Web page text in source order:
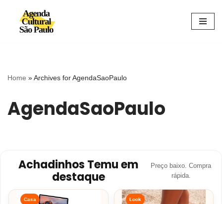
Avançar
Home »Archives for AgendaSaoPaulo
AgendaSaoPaulo
Achadinhos Temu em
destaque
Preço baixo. Compra
rápida.
Casa Look